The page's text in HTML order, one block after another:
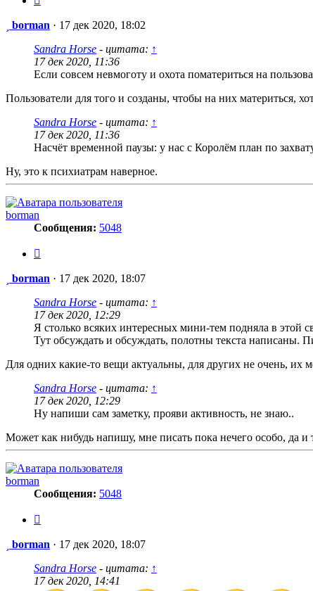
Сообщение
borman · 17 дек 2020, 18:02
Sandra Horse - цитата: ↑
17 дек 2020, 11:36
Если совсем невмоготу и охота поматериться на
Пользователи для того и созданы, чтобы на них материться,
Sandra Horse - цитата: ↑
17 дек 2020, 11:36
Насчёт временной паузы: у нас с Королём план по
Ну, это к психиатрам наверное.
borman
Сообщения: 5048
Сообщение
borman · 17 дек 2020, 18:07
Sandra Horse - цитата: ↑
17 дек 2020, 12:29
Я столько всяких интересных мини-тем подняла в этой
Тут обсуждать и обсуждать, полотны текста написаны.
Для одних какие-то вещи актуальны, для других не очень, их
Sandra Horse - цитата: ↑
17 дек 2020, 12:29
Ну напиши сам заметку, прояви активность, не знаю..
Может как нибудь напишу, мне писать пока нечего особо, да и
borman
Сообщения: 5048
Сообщение
borman · 17 дек 2020, 18:07
Sandra Horse - цитата: ↑
17 дек 2020, 14:41